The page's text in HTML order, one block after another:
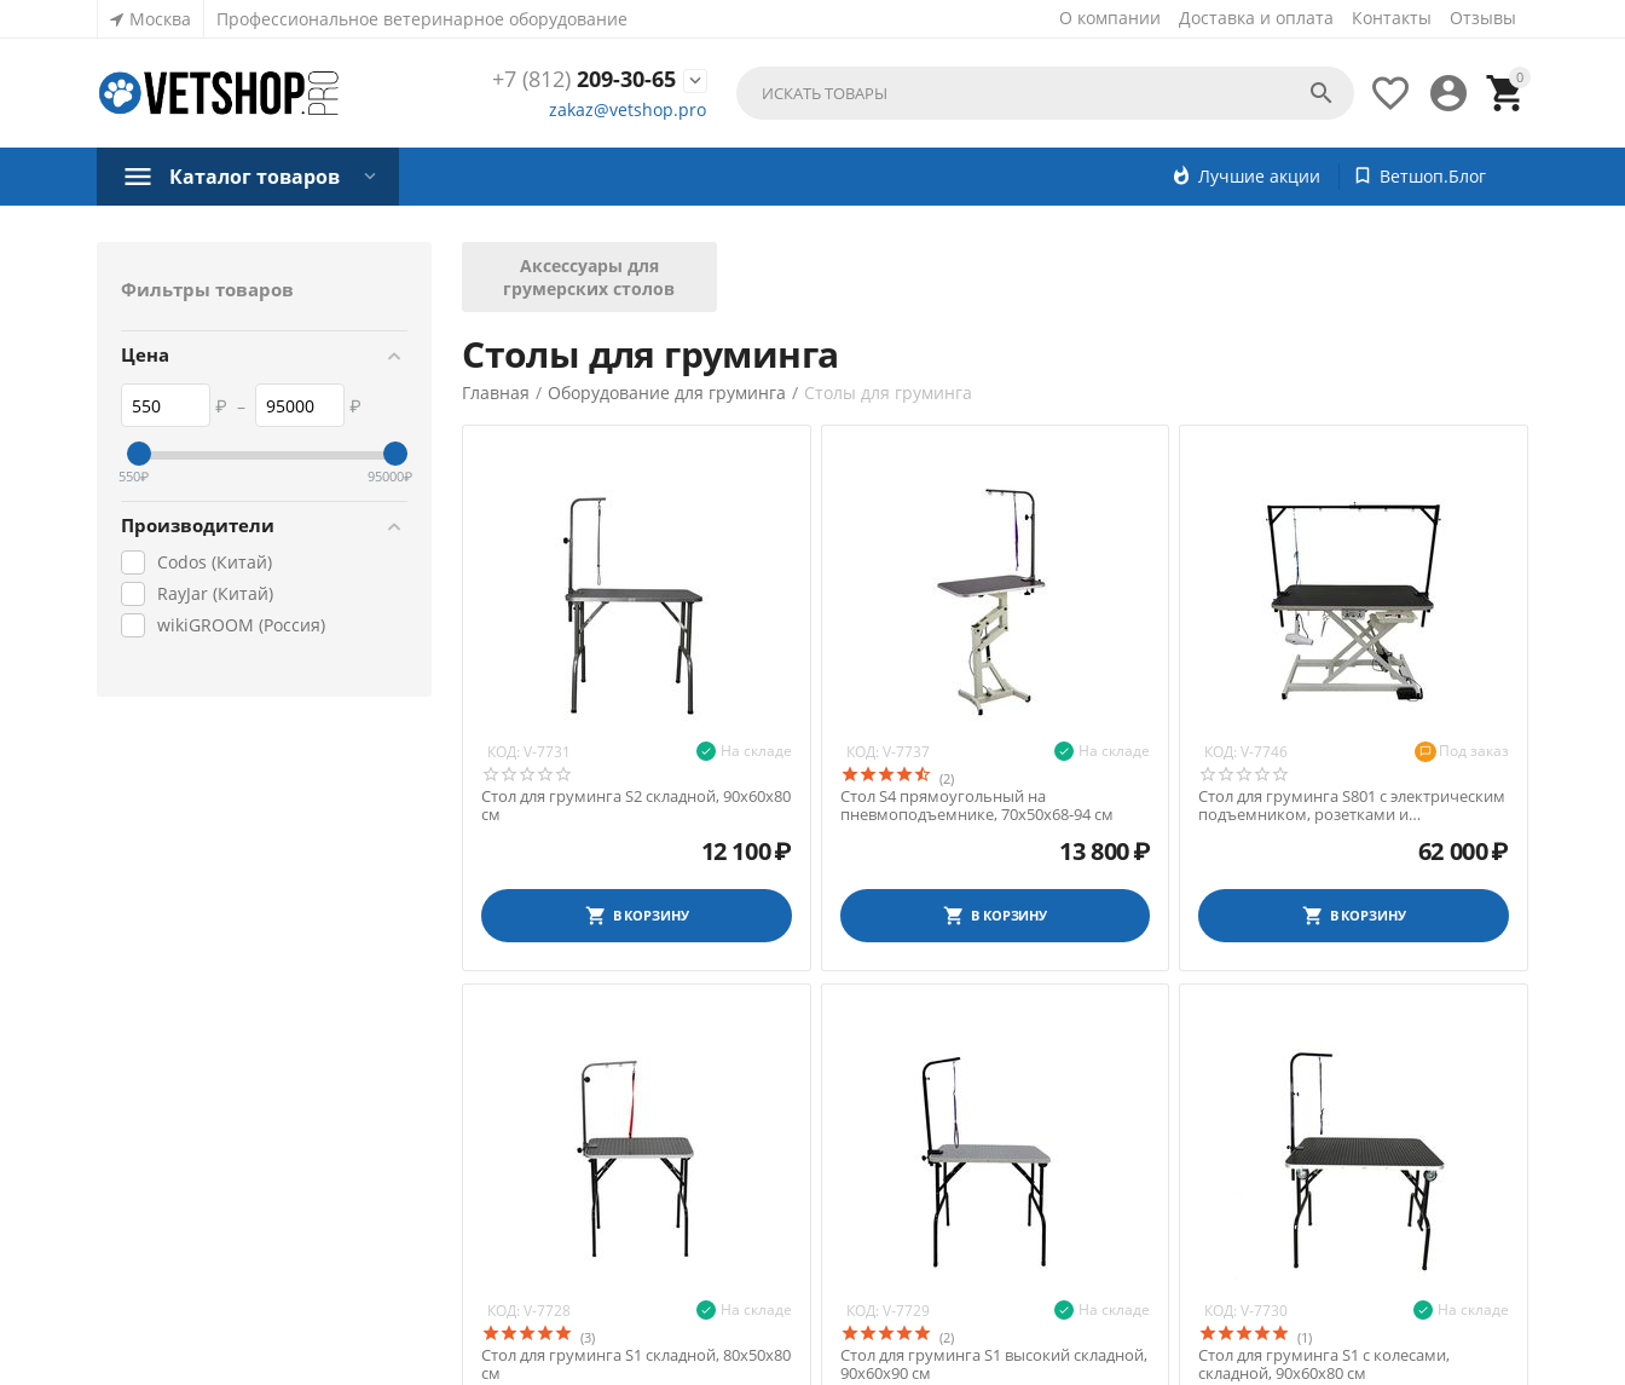
Москва Профессиональное ветеринарное оборудование О компании Доставка и оплата Контакты Отзывы
+7 (812)209-30-65 
zakaz@vetshop.pro
0




Каталог товаров whatshot Лучшие акции bookmark_border Ветшоп.Блог
Фильтры товаров
Цена
₽ – ₽
550₽ 95000₽
Производители
Codos (Китай)
RayJar (Китай)
wikiGROOM (Россия)
Аксессуары для
грумерских столов
Столы для груминга
Главная / Оборудование для груминга / Столы для груминга
КОД: V-7731 На складе
Стол для груминга S2 складной, 90х60х80
см
12 100₽
В КОРЗИНУ
КОД: V-7737 На складе
(2)
Стол S4 прямоугольный на
пневмоподъемнике, 70х50х68-94 см
13 800₽
В КОРЗИНУ
КОД: V-7746 Под заказ
Стол для груминга S801 с электрическим
подъемником, розетками и
62 000₽
В КОРЗИНУ
КОД: V-7728 На складе
(3)
Стол для груминга S1 складной, 80х50х80
см
КОД: V-7729 На складе
(2)
Стол для груминга S1 высокий складной,
90х60х90 см
КОД: V-7730 На складе
(1)
Стол для груминга S1 с колесами,
складной, 90х60х80 см